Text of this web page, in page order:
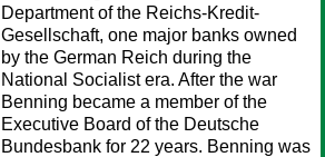
Department of the Reichs-Kredit-
Gesellschaft, one major banks owned
by the German Reich during the
National Socialist era. After the war
Benning became a member of the
Executive Board of the Deutsche
Bundesbank for 22 years. Benning was